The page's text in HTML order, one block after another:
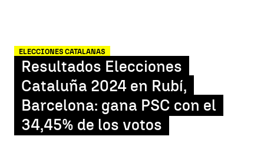
ELECCIONES CATALANAS
Resultados Elecciones
Cataluña 2024 en Rubí,
Barcelona: gana PSC con el
34,45% de los votos